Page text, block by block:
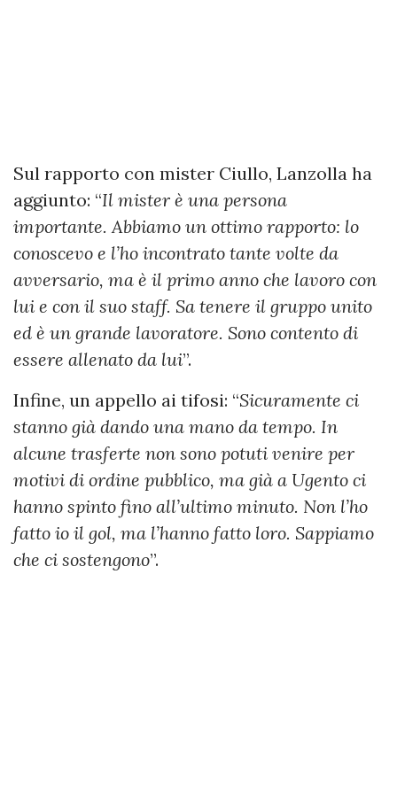
Sul rapporto con mister Ciullo, Lanzolla ha
aggiunto: “Il mister è una persona
importante. Abbiamo un ottimo rapporto: lo
conoscevo e l’ho incontrato tante volte da
avversario, ma è il primo anno che lavoro con
lui e con il suo staff. Sa tenere il gruppo unito
ed è un grande lavoratore. Sono contento di
essere allenato da lui”.
Infine, un appello ai tifosi: “Sicuramente ci
stanno già dando una mano da tempo. In
alcune trasferte non sono potuti venire per
motivi di ordine pubblico, ma già a Ugento ci
hanno spinto fino all’ultimo minuto. Non l’ho
fatto io il gol, ma l’hanno fatto loro. Sappiamo
che ci sostengono”.